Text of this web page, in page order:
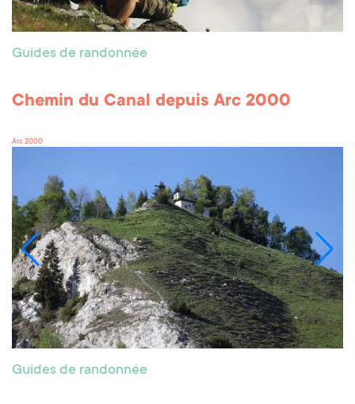
Guides de randonnée
Chemin du Canal depuis Arc 2000
Arc 2000
Guides de randonnée